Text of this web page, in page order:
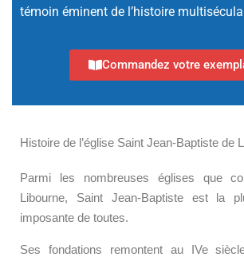
témoin éminent de l’histoire
Commandez votre
Histoire de l ’église Saint Jean-Baptiste de
Parmi les nombreuses églises que
Libourne, Saint Jean-Baptiste est la
imposante de toutes.
Ses fondations remontent au IVe